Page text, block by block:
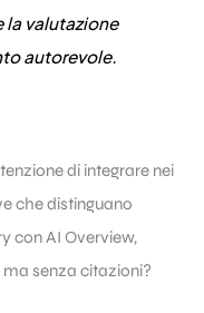
la valutazione
autorevole.
di integrare nei
che distinguano
con AI Overview,
senza citazioni?